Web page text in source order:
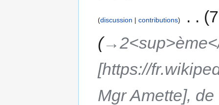
discussion contributions
[https://
Mgr Amette],